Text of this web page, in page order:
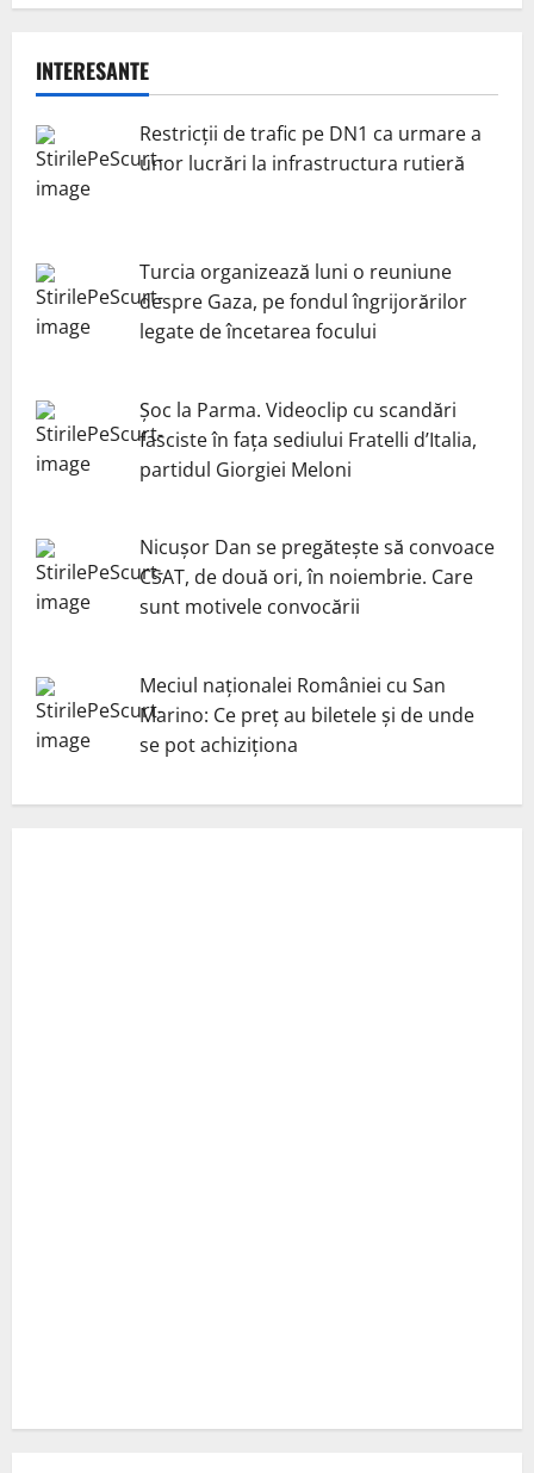
INTERESANTE
Restricții de trafic pe DN1 ca urmare a
unor lucrări la infrastructura rutieră
Turcia organizează luni o reuniune
despre Gaza, pe fondul îngrijorărilor
legate de încetarea focului
Șoc la Parma. Videoclip cu scandări
fasciste în fața sediului Fratelli d’Italia,
partidul Giorgiei Meloni
Nicuşor Dan se pregăteşte să convoace
CSAT, de două ori, în noiembrie. Care
sunt motivele convocării
Meciul naționalei României cu San
Marino: Ce preț au biletele și de unde
se pot achiziționa